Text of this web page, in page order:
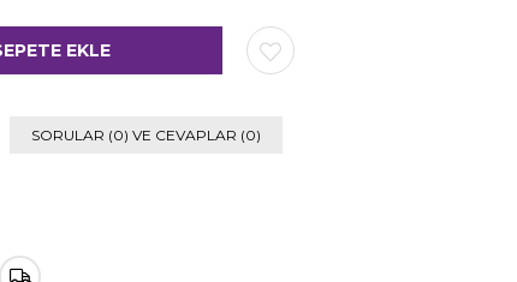
SORULAR (0) VE CEVAPLAR (0)